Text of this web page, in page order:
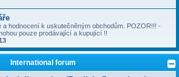
a hodnocení k uskutečněným obchodům. POZOR!!! -
pouze prodávající a kupující !!
International forum